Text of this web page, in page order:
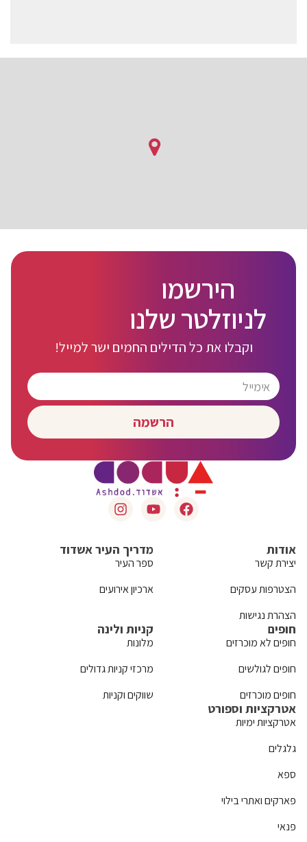
הירשמו
לניוזלטר שלנו
וקבלו את כל הדילים החמים ישר למייל!
הרשמה
אודות
יצירת קשר
הצטרפות עסקים
הצהרת נגישות
מדריך העיר אשדוד
ספר העיר
ארכיון אירועים
חופים
חופים לא מוכרזים
חופים לגולשים
חופים מוכרזים
קניות ולינה
מלונות
מרכזי קניות גדולים
שווקים וקניות
אטרקציות וספורט
אטרקציות ימיות
גלגלים
ספא
פארקים ואתרי בילוי
פנאי